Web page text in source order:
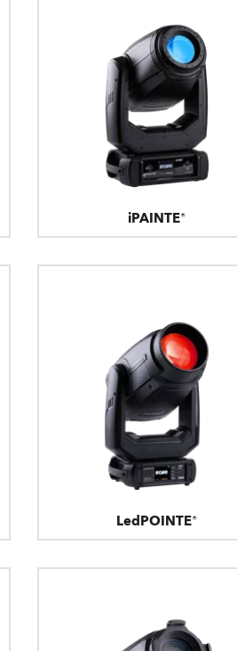
iPAINTE®
LedPOINTE®